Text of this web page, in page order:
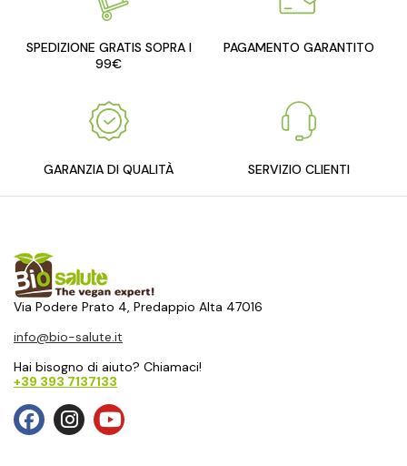
SPEDIZIONE GRATIS SOPRA I
99€
PAGAMENTO GARANTITO
GARANZIA DI QUALITÀ SERVIZIO CLIENTI
Via Podere Prato 4, Predappio Alta 47016
info@bio-salute.it
Hai bisogno di aiuto? Chiamaci!
+39 393 7137133